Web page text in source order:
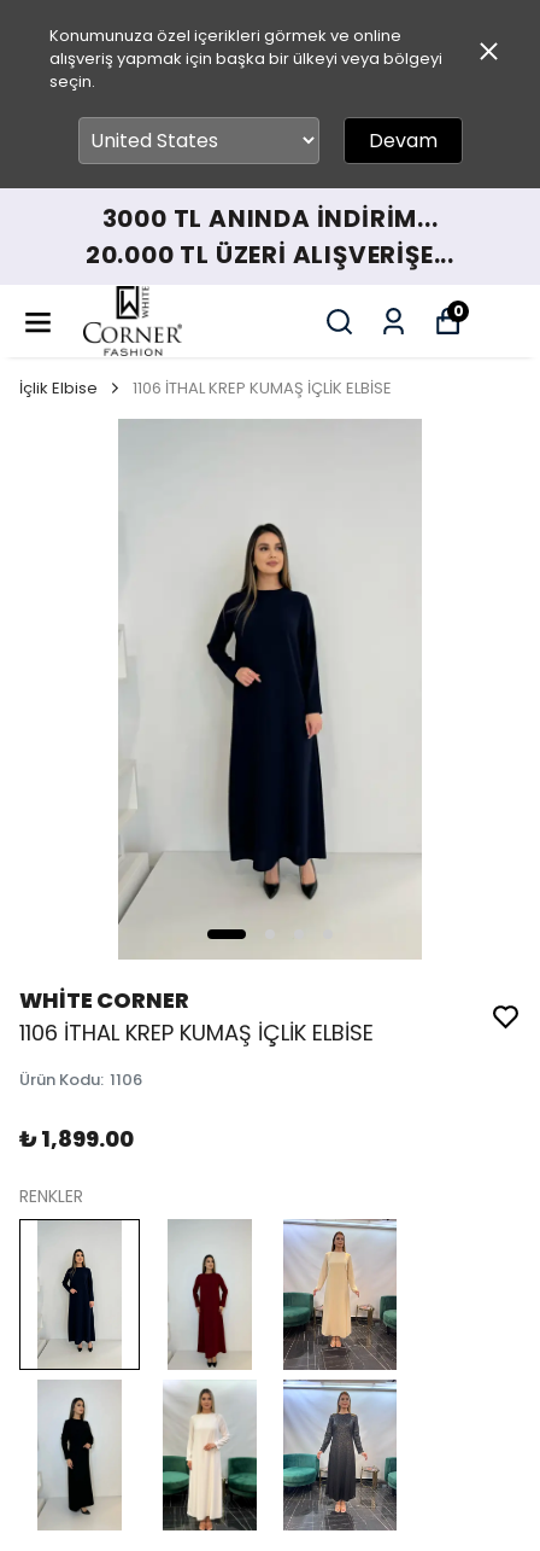
Konumunuza özel içerikleri görmek ve online
alışveriş yapmak için başka bir ülkeyi veya bölgeyi
seçin.
Devam
3000 TL ANINDA İNDİRİM...
20.000 TL ÜZERİ ALIŞVERİŞE...
0
İçlik Elbise 1106 İTHAL KREP KUMAŞ İÇLİK ELBİSE
WHİTE CORNER
1106 İTHAL KREP KUMAŞ İÇLİK ELBİSE
Ürün Kodu: 1106
₺ 1,899.00
RENKLER